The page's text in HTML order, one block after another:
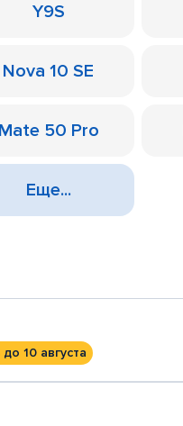
Y9S
Nova 10 SE
Mate 50 Pro
Еще...
до 10 августа